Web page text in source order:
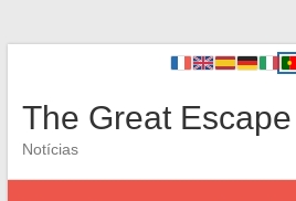
The Great Escape
Notícias